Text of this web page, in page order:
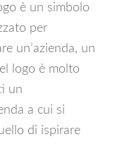
è un simbolo
per
un’azienda, un
logo è molto
un
a cui si
di ispirare